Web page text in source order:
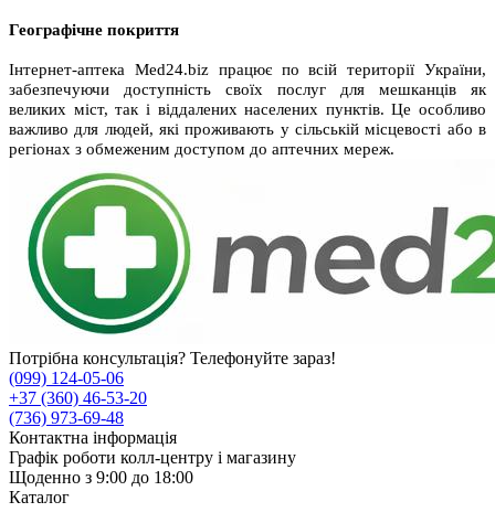
Географічне покриття
Інтернет-аптека Med24.biz працює по всій території України,
забезпечуючи доступність своїх послуг для мешканців як
великих міст, так і віддалених населених пунктів. Це особливо
важливо для людей, які проживають у сільській місцевості або в
регіонах з обмеженим доступом до аптечних мереж.
Потрібна консультація? Телефонуйте зараз!
(099) 124-05-06
+37 (360) 46-53-20
(736) 973-69-48
Контактна інформація
Графік роботи колл-центру і магазину
Щоденно з 9:00 до 18:00
Каталог